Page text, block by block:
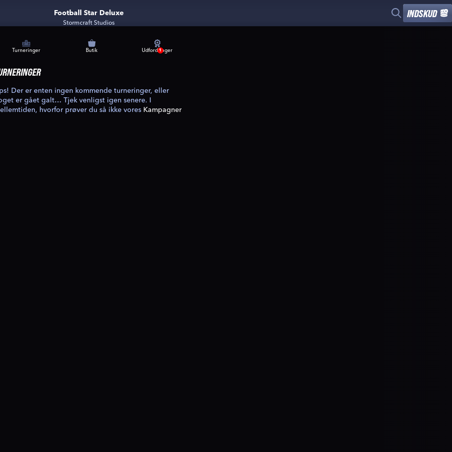
Football Star Deluxe
Stormcraft Studios
INDSKUD
Turneringer Butik 1
Udfordringer
Der er enten ingen kommende turneringer, eller
er gået galt… Tjek venligst igen senere. I
hvorfor prøver du så ikke vores Kampagner